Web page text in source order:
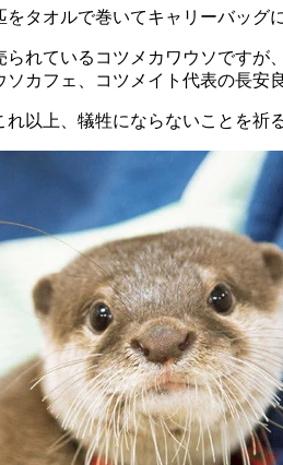
タオルで巻いてキャリーバッ
られているコツメカワウソです
カフェ、コツメイト代表の長安良
以上、犠牲にならないことを祈